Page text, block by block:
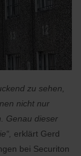
zu sehen,
nicht nur
Genau dieser
erklärt Gerd
bei Securiton